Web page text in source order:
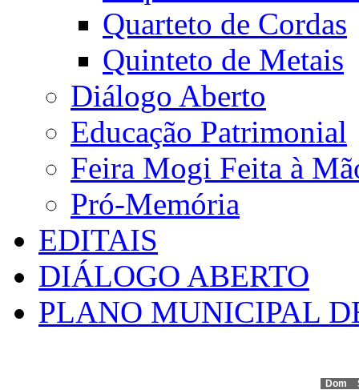
Quarteto de Cordas
Quinteto de Metais
Diálogo Aberto
Educação Patrimonial
Feira Mogi Feita à
Pró-Memória
EDITAIS
DIÁLOGO ABERTO
PLANO MUNICIPAL
Dom